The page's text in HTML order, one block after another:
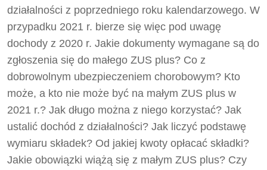
działalności z poprzedniego roku kalendarzowego. W
przypadku 2021 r. bierze się więc pod uwagę
dochody z 2020 r. Jakie dokumenty wymagane są do
zgłoszenia się do małego ZUS plus? Co z
dobrowolnym ubezpieczeniem chorobowym? Kto
może, a kto nie może być na małym ZUS plus w
2021 r.? Jak długo można z niego korzystać? Jak
ustalić dochód z działalności? Jak liczyć podstawę
wymiaru składek? Od jakiej kwoty opłacać składki?
Jakie obowiązki wiążą się z małym ZUS plus? Czy